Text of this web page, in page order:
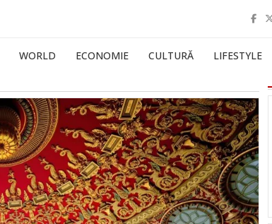
WORLD ECONOMIE CULTURĂ LIFESTYLE